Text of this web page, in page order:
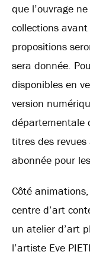
que l’ouvrage
collections
propositions
sera donnée.
disponibles en
version
départementale
titres des
abonnée pour
Côté
centre d’art
un atelier d’art
l’artiste Eve